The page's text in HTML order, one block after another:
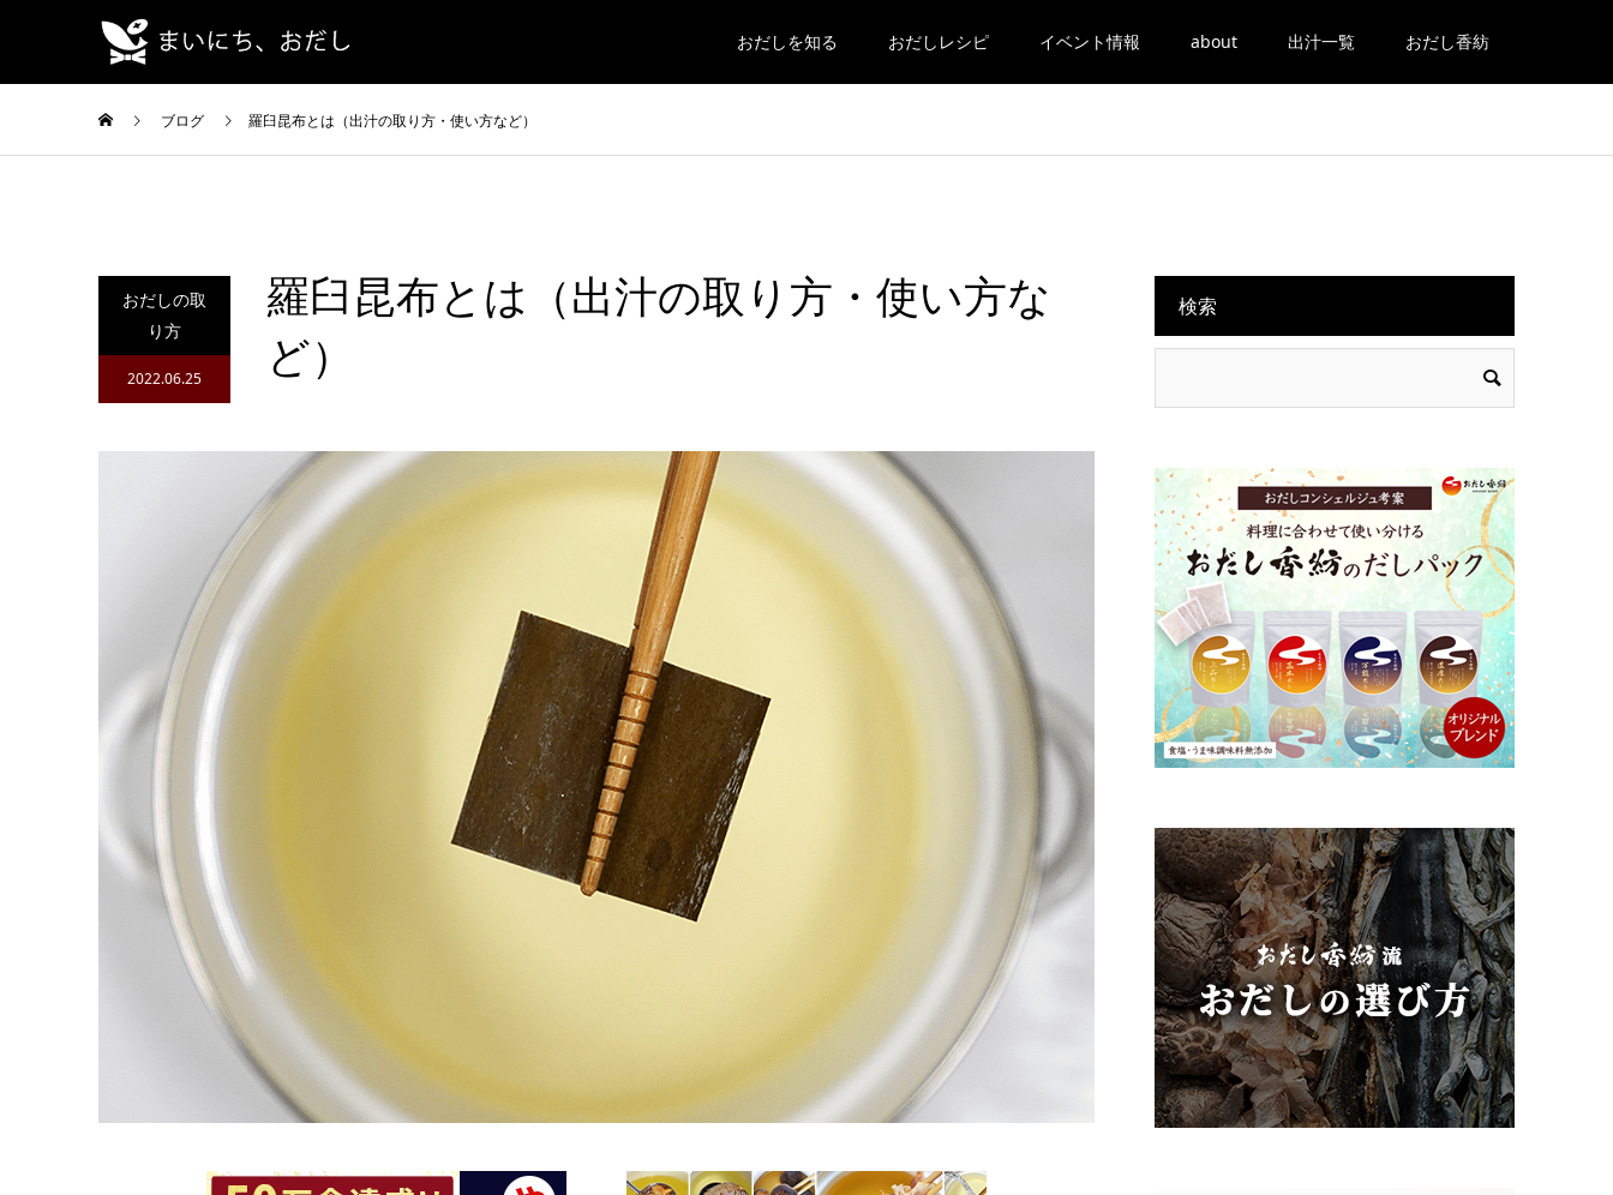
おだしを知る おだしレシピ イベント情報 about 出汁一覧 おだし香紡
ブログ 羅臼昆布とは（出汁の取り方・使い方など）
おだしの取
り方
2022.06.25
羅臼昆布とは（出汁の取り方・使い方な
ど）
検索